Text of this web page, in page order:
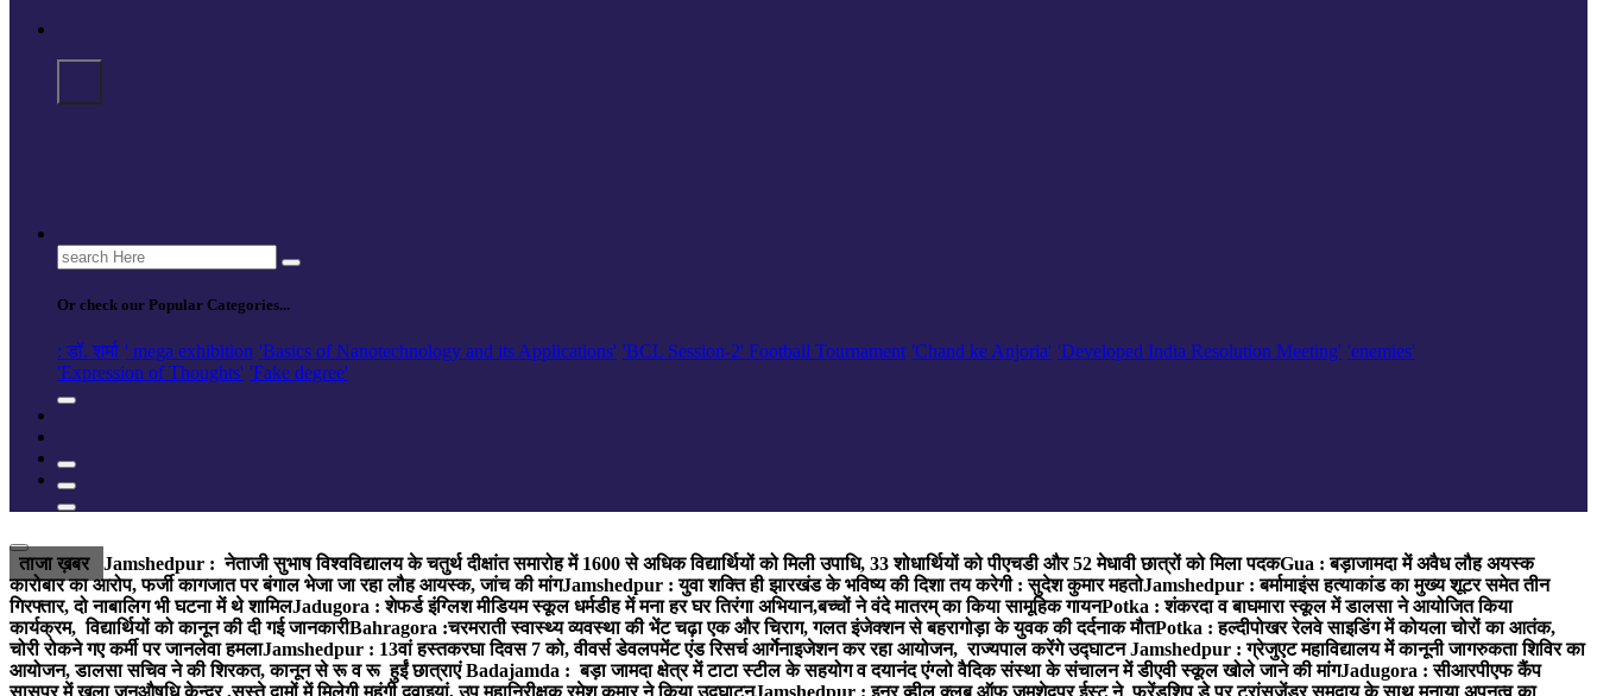
Search
for:
Or check our Popular Categories...
: डॉ. शर्मा ' mega exhibition 'Basics of Nanotechnology and its Applications' 'BCL Session-2' Football Tournament 'Chand ke Anjoria' 'Developed India Resolution Meeting' 'enemies'
'Expression of Thoughts' 'Fake degree'
ताजा ख़बर Jamshedpur : नेताजी सुभाष विश्वविद्यालय के चतुर्थ दीक्षांत समारोह में 1600 से अधिक विद्यार्थियों को मिली उपाधि, 33 शोधार्थियों को पीएचडी और 52 मेधावी छात्रों को मिला पदकGua : बड़ाजामदा में अवैध लौह अयस्क
कारोबार का आरोप, फर्जी कागजात पर बंगाल भेजा जा रहा लौह आयस्क, जांच की मांगJamshedpur : युवा शक्ति ही झारखंड के भविष्य की दिशा तय करेगी : सुदेश कुमार महतोJamshedpur : बर्मामाइंस हत्याकांड का मुख्य शूटर समेत तीन
गिरफ्तार, दो नाबालिग भी घटना में थे शामिलJadugora : शेफर्ड इंग्लिश मीडियम स्कूल धर्मडीह में मना हर घर तिरंगा अभियान,बच्चों ने वंदे मातरम् का किया सामूहिक गायनPotka : शंकरदा व बाघमारा स्कूल में डालसा ने आयोजित किया
कार्यक्रम, विद्यार्थियों को कानून की दी गई जानकारीBahragora :चरमराती स्वास्थ्य व्यवस्था की भेंट चढ़ा एक और चिराग, गलत इंजेक्शन से बहरागोड़ा के युवक की दर्दनाक मौतPotka : हल्दीपोखर रेलवे साइडिंग में कोयला चोरों का आतंक,
चोरी रोकने गए कर्मी पर जानलेवा हमलाJamshedpur : 13वां हस्तकरघा दिवस 7 को, वीवर्स डेवलपमेंट एंड रिसर्च आर्गेनाइजेशन कर रहा आयोजन, राज्यपाल करेंगे उद्घाटनJamshedpur : ग्रेजुएट महाविद्यालय में कानूनी जागरुकता शिविर का
आयोजन, डालसा सचिव ने की शिरकत, कानून से रू व रू हुईं छात्राएंBadajamda : बड़ा जामदा क्षेत्र में टाटा स्टील के सहयोग व दयानंद एंग्लो वैदिक संस्था के संचालन में डीएवी स्कूल खोले जाने की मांगJadugora : सीआरपीएफ कैंप